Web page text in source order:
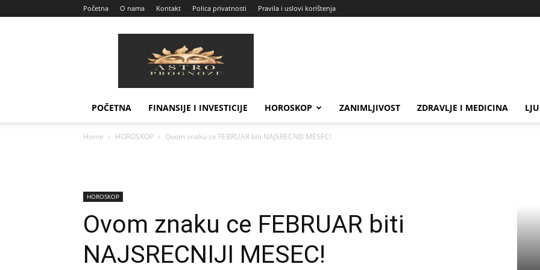
Početna O nama Kontakt Polica privatnosti Pravila i uslovi korištenja
Prognoze
POČETNA FINANSIJE I INVESTICIJE HOROSKOP ZANIMLJIVOST ZDRAVLJE I MEDICINA
Home HOROSKOP Ovom znaku ce FEBRUAR biti NAJSRECNIJI MESEC!
HOROSKOP
Ovom znaku ce FEBRUAR biti
NAJSRECNIJI MESEC!